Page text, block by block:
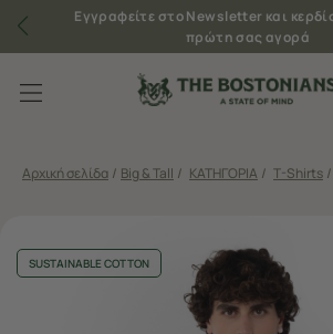
Εγγραφείτε στο Newsletter και
πρώτη σας αγορά
Αρχική σελίδα / Big & Tall / ΚΑΤΗΓΟΡΙΑ / T-Shirts /
SUSTAINABLE COTTON